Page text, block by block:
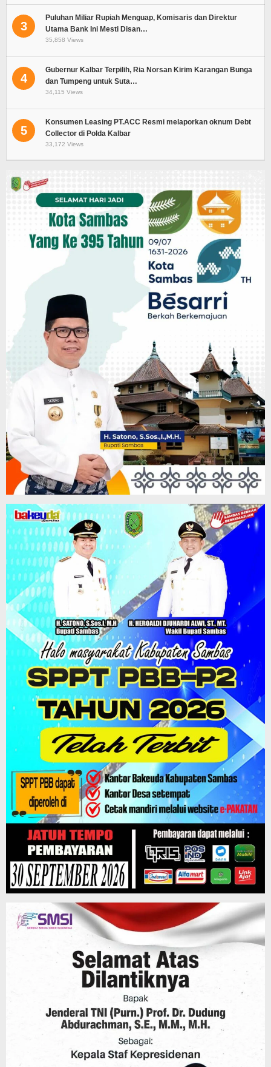
3
Puluhan Miliar Rupiah Menguap, Komisaris dan Direktur
Utama Bank Ini Mesti Disan…
35,858 Views
4
Gubernur Kalbar Terpilih, Ria Norsan Kirim Karangan Bunga
dan Tumpeng untuk Suta…
34,115 Views
5
Konsumen Leasing PT.ACC Resmi melaporkan oknum Debt
Collector di Polda Kalbar
33,172 Views